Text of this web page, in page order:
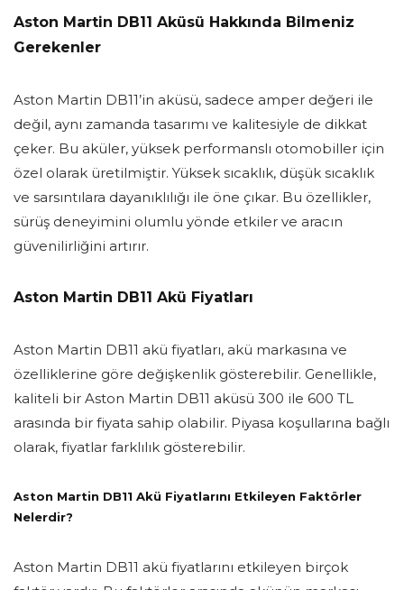
Aston Martin DB11 Aküsü Hakkında Bilmeniz
Gerekenler
Aston Martin DB11’in aküsü, sadece amper değeri ile
değil, aynı zamanda tasarımı ve kalitesiyle de dikkat
çeker. Bu aküler, yüksek performanslı otomobiller için
özel olarak üretilmiştir. Yüksek sıcaklık, düşük sıcaklık
ve sarsıntılara dayanıklılığı ile öne çıkar. Bu özellikler,
sürüş deneyimini olumlu yönde etkiler ve aracın
güvenilirliğini artırır.
Aston Martin DB11 Akü Fiyatları
Aston Martin DB11 akü fiyatları, akü markasına ve
özelliklerine göre değişkenlik gösterebilir. Genellikle,
kaliteli bir Aston Martin DB11 aküsü 300 ile 600 TL
arasında bir fiyata sahip olabilir. Piyasa koşullarına bağlı
olarak, fiyatlar farklılık gösterebilir.
Aston Martin DB11 Akü Fiyatlarını Etkileyen Faktörler
Nelerdir?
Aston Martin DB11 akü fiyatlarını etkileyen birçok